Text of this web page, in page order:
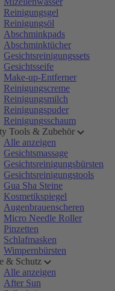
Reinigungsgel
Reinigungsöl
Abschminkpads
Abschminktücher
Gesichtsreinigungssets
Gesichtsseife
Make-up-Entferner
Reinigungscreme
Reinigungsmilch
Reinigungspuder
Reinigungsschaum
Tools & Zubehör
Alle anzeigen
Gesichtsmassage
Gesichtsreinigungsbürsten
Gesichtsreinigungstools
Gua Sha Steine
Kosmetikspiegel
Augenbrauenscheren
Micro Needle Roller
Pinzetten
Schlafmasken
Wimpernbürsten
& Schutz
Alle anzeigen
After Sun